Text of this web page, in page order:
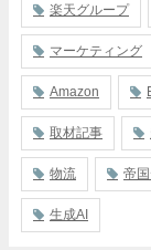
楽天グループ
マーケティング
Amazon
取材記事
物流 帝
生成AI